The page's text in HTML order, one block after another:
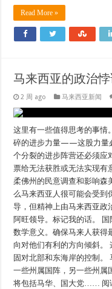
Read More »
马来西亚的政治
2 周 ago 马来西亚新闻
这里有一些值得思考的事情
碎的进步力量——这股力量
个分裂的进步阵营还必须应
票给无法获胜或无法实现有
柔佛州的民意调查和影响森
么马来西亚人很可能会受到
导，但精神上由马来西亚政
阿旺领导。标记我的话。
数学意义。确保马来人获得
向对他们有利的方向倾斜。
固对北部和东海岸的控制。
一些州属国阵，另一些州属
将包括马华、国大党…… 阅